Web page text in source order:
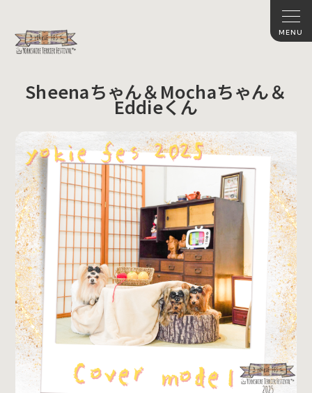
Sheenaちゃん＆Mochaちゃん＆
Eddieくん